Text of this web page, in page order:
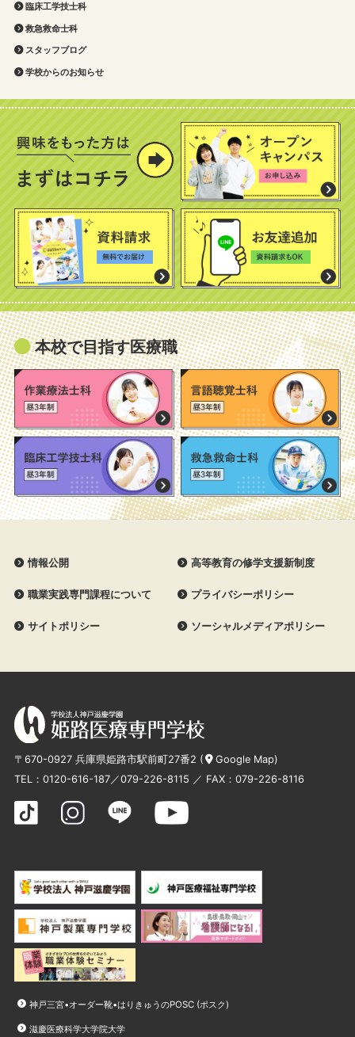
臨床工学技士科
救急救命士科
スタッフブログ
学校からのお知らせ
本校で目指す医療職
情報公開 高等教育の修学支援新制度
職業実践専門課程について プライバシーポリシー
サイトポリシー ソーシャルメディアポリシー
〒670-0927 兵庫県姫路市駅前町27番2 ( Google Map)
TEL： 0120-616-187／079-226-8115 ／ FAX：079-226-8116
神戸三宮•オーダー靴•はりきゅうのPOSC (ポスク)
滋慶医療科学大学院大学